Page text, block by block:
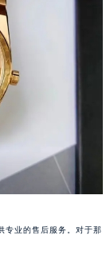
专业的售后服务。对于那